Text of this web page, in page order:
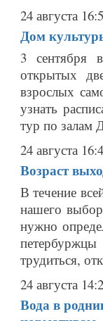
24 августа
Дом
3 сентября
открытых
взрослых
узнать
тур по залам
24 августа
Возраст
В течение
нашего
нужно
трудиться,
24 августа
Вода в